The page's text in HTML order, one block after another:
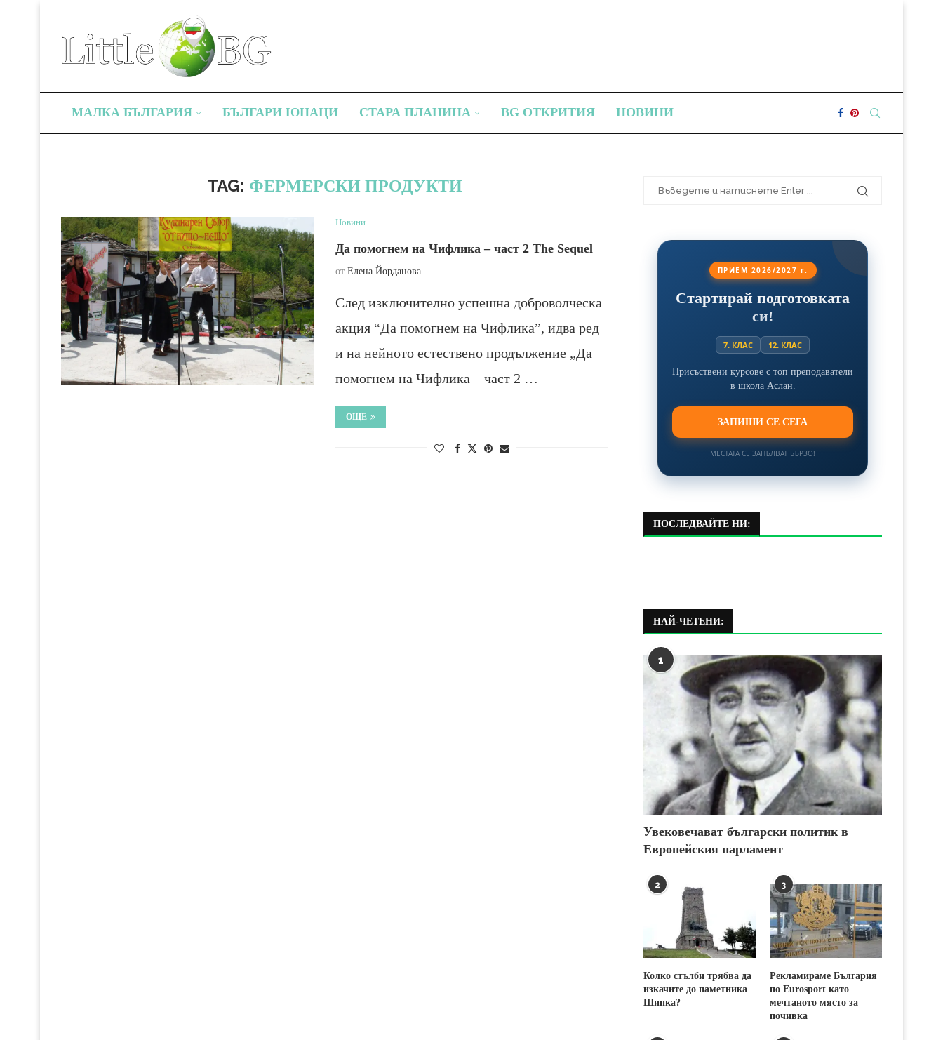
МАЛКА БЪЛГАРИЯ БЪЛГАРИ ЮНАЦИ СТАРА ПЛАНИНА BG ОТКРИТИЯ НОВИНИ
TAG: ФЕРМЕРСКИ ПРОДУКТИ
Новини
Да помогнем на Чифлика – част 2 The Sequel
от Елена Йорданова
След изключително успешна доброволческа
акция “Да помогнем на Чифлика”, идва ред
и на нейното естествено продължение „Да
помогнем на Чифлика – част 2 …
ОЩЕ
ПРИЕМ 2026/2027 г.
Стартирай подготовката
си!
7. КЛАС 12. КЛАС
Присъствени курсове с топ преподаватели
в школа Аслан.
ЗАПИШИ СЕ СЕГА
МЕСТАТА СЕ ЗАПЪЛВАТ БЪРЗО!
ПОСЛЕДВАЙТЕ НИ:
НАЙ-ЧЕТЕНИ:
1
Увековечават български политик в
Европейския парламент
2
Колко стълби трябва да
изкачите до паметника
Шипка?
3
Рекламираме България
по Eurosport като
мечтаното място за
почивка